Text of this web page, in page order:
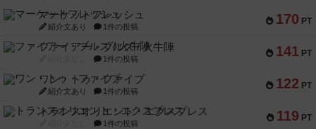
170 PT
マーケットフレッシュ
紹介文あり 1件の投稿
141 PT
ファイアー・ブルズ / 火牛陣
1件の投稿
122 PT
ワン・トゥ・ファイブ
紹介文あり 1件の投稿
119 PT
トランスオリエント・エクスプレス
1件の投稿